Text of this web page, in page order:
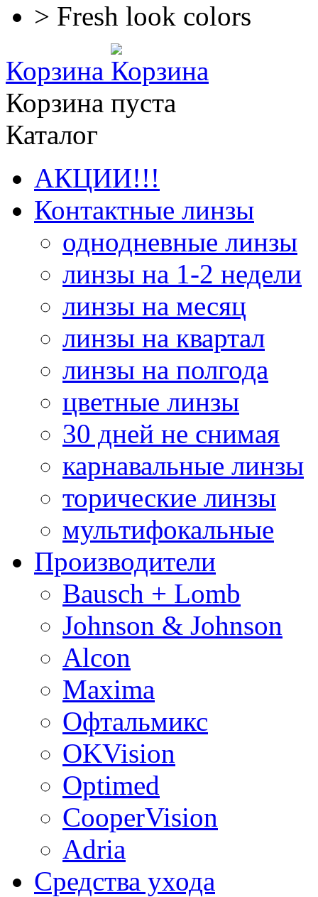
> Fresh look colors
Корзина
Корзина пуста
Каталог
АКЦИИ!!!
Контактные линзы
однодневные линзы
линзы на 1-2 недели
линзы на месяц
линзы на квартал
линзы на полгода
цветные линзы
30 дней не снимая
карнавальные линзы
торические линзы
мультифокальные
Производители
Bausch + Lomb
Johnson & Johnson
Alcon
Maxima
Офтальмикс
OKVision
Optimed
CooperVision
Adria
Средства ухода